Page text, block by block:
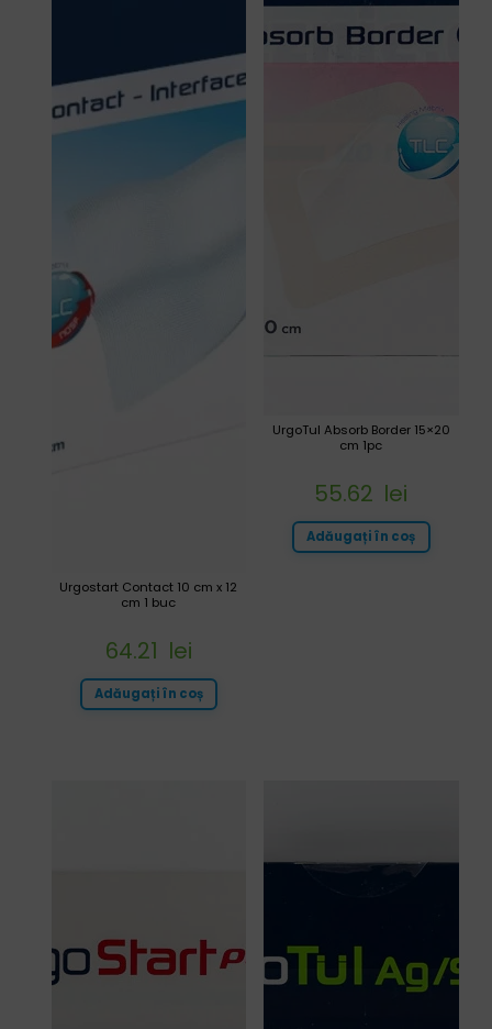
UrgoTul Absorb Border 15×20
cm 1pc
55.62 lei
Adăugați în coș
Urgostart Contact 10 cm x 12
cm 1 buc
64.21 lei
Adăugați în coș